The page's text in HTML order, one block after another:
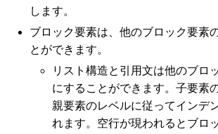
します。
ブロック要素は、他のブロック要素
とができます。
リスト構造と引用文は他のブロ
にすることができます。子要素
親要素のレベルに従ってインデ
れます。空行が現われるとブロ